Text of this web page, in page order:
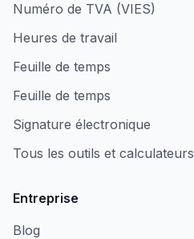
Numéro de TVA (VIES)
Heures de travail
Feuille de temps
Feuille de temps
Signature électronique
Tous les outils et calculateurs
Entreprise
Blog